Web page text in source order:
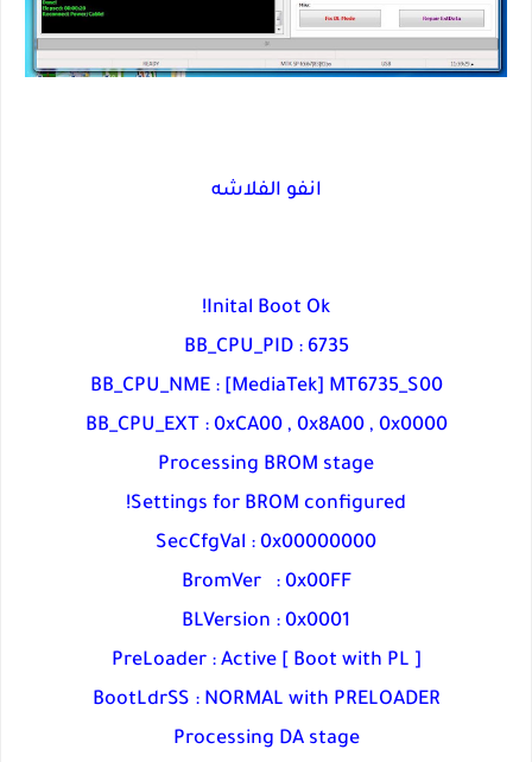
انفو الفلاشه
Inital Boot Ok!
BB_CPU_PID : 6735
BB_CPU_NME : [MediaTek] MT6735_S00
BB_CPU_EXT : 0xCA00 , 0x8A00 , 0x0000
Processing BROM stage
Settings for BROM configured!
SecCfgVal : 0x00000000
BromVer : 0x00FF
BLVersion : 0x0001
PreLoader : Active [ Boot with PL ]
BootLdrSS : NORMAL with PRELOADER
Processing DA stage